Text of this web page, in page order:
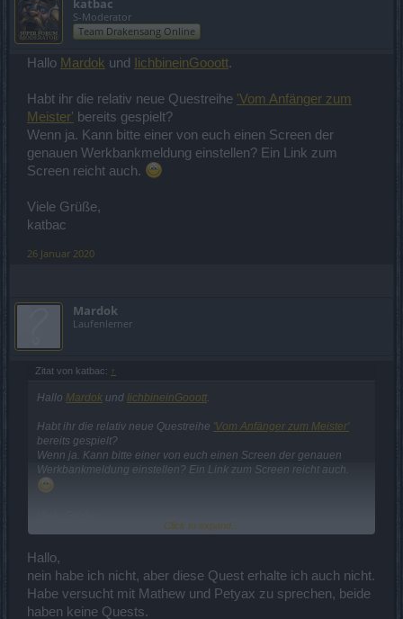
katbac
S-Moderator
Team Drakensang Online
Hallo Mardok und IichbineinGooott.
Habt ihr die relativ neue Questreihe 'Vom Anfänger zum
Meister' bereits gespielt?
Wenn ja. Kann bitte einer von euch einen Screen der
genauen Werkbankmeldung einstellen? Ein Link zum
Screen reicht auch.
Viele Grüße,
katbac
26 Januar 2020
Mardok
Laufenlerner
Zitat von katbac: ↑
Hallo Mardok und IichbineinGooott.
Habt ihr die relativ neue Questreihe 'Vom Anfänger zum Meister'
bereits gespielt?
Wenn ja. Kann bitte einer von euch einen Screen der genauen
Werkbankmeldung einstellen? Ein Link zum Screen reicht auch.
Click to expand...
Hallo,
nein habe ich nicht, aber diese Quest erhalte ich auch nicht.
Habe versucht mit Mathew und Petyax zu sprechen, beide
haben keine Quests.